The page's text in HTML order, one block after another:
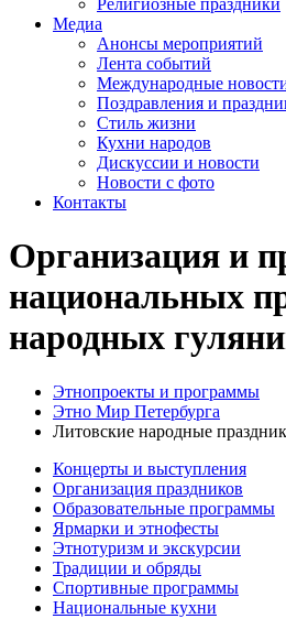
Религиозные праздники
Медиа
Анонсы мероприятий
Лента событий
Международные
Поздравления и
Cтиль жизни
Кухни народов
Дискуссии и новости
Новости с фото
Контакты
Организация и
национальных
народных
Этнопроекты и программы
Этно Мир Петербурга
Литовские народные
Концерты и выступления
Организация праздников
Образовательные программы
Ярмарки и этнофесты
Этнотуризм и экскурсии
Традиции и обряды
Спортивные программы
Национальные кухни